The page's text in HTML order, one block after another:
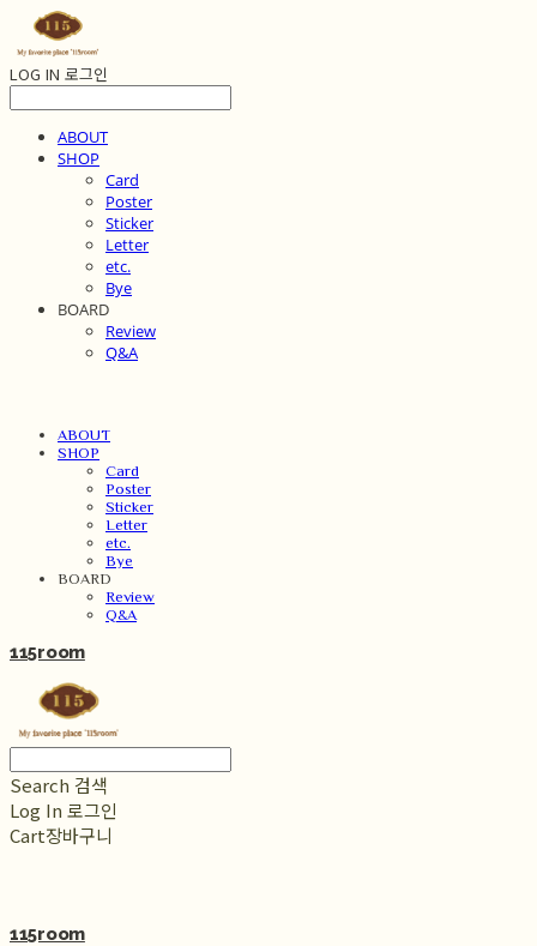
LOG IN 로그인
ABOUT
SHOP
Card
Poster
Sticker
Letter
etc.
Bye
BOARD
Review
Q&A
ABOUT
SHOP
Card
Poster
Sticker
Letter
etc.
Bye
BOARD
Review
Q&A
115room
Search 검색
Log In 로그인
Cart장바구니
115room